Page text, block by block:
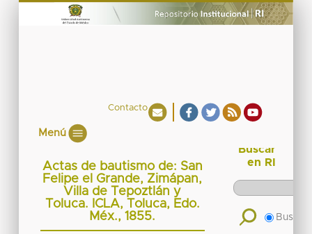
Contacto
Menú
Actas de bautismo de: San
Felipe el Grande, Zimápan,
Villa de Tepoztlán y
Toluca. ICLA, Toluca, Edo.
Méx., 1855.
Buscar
en RI
Buscar